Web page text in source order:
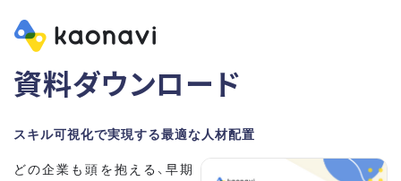
資料ダウンロード
スキル可視化で実現する最適な人材配置
どの企業も頭を抱える、早期